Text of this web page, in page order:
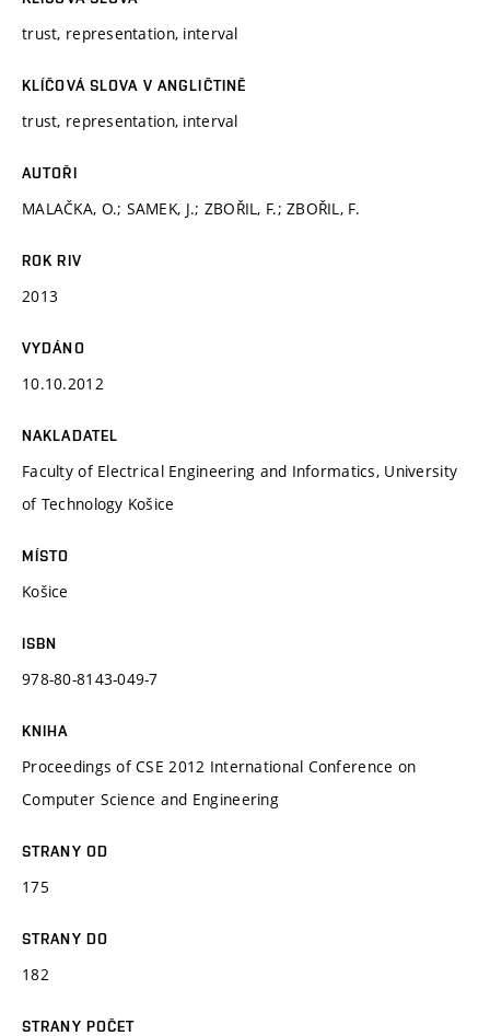
trust, representation, interval
KLÍČOVÁ SLOVA V ANGLIČTINĚ
trust, representation, interval
AUTOŘI
MALAČKA, O.; SAMEK, J.; ZBOŘIL, F.; ZBOŘIL, F.
ROK RIV
2013
VYDÁNO
10.10.2012
NAKLADATEL
Faculty of Electrical Engineering and Informatics, University
of Technology Košice
MÍSTO
Košice
ISBN
978-80-8143-049-7
KNIHA
Proceedings of CSE 2012 International Conference on
Computer Science and Engineering
STRANY OD
175
STRANY DO
182
STRANY POČET